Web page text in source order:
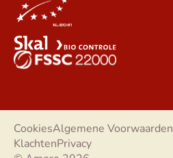
CookiesAlgemene Voorwaarden
KlachtenPrivacy